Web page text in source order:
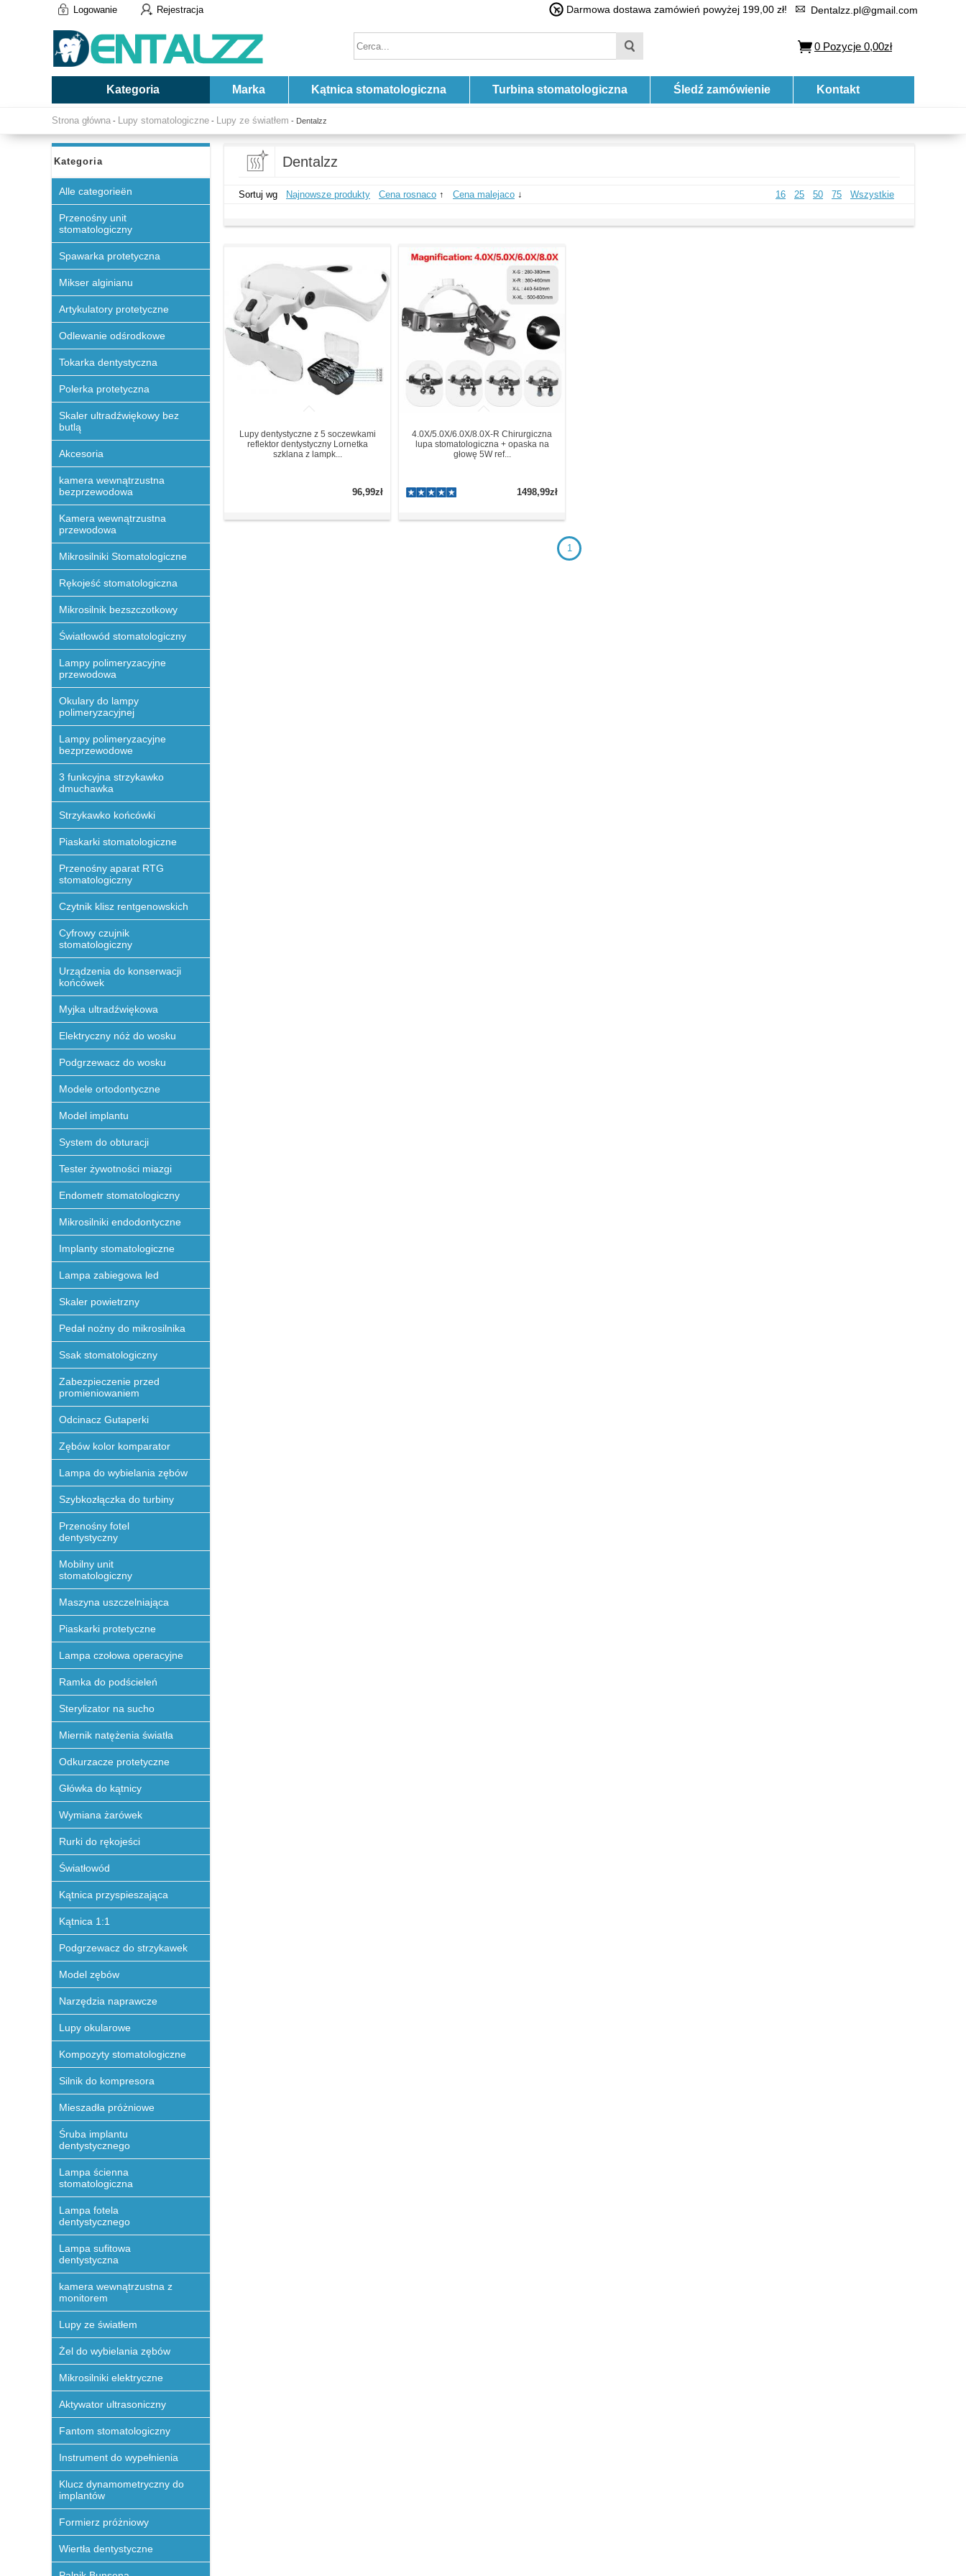
Logowanie Rejestracja Darmowa dostawa zamówień powyżej 199,00 zł! Dentalzz.pl@gmail.com
0 Pozycje 0,00zł
Kategoria Marka Kątnica stomatologiczna Turbina stomatologiczna Śledź zamówienie Kontakt
Strona główna - Lupy stomatologiczne - Lupy ze światłem - Dentalzz
Kategoria
Alle categorieën
Przenośny unit
stomatologiczny
Spawarka protetyczna
Mikser alginianu
Artykulatory protetyczne
Odlewanie odśrodkowe
Tokarka dentystyczna
Polerka protetyczna
Skaler ultradźwiękowy bez
butlą
Akcesoria
kamera wewnątrzustna
bezprzewodowa
Kamera wewnątrzustna
przewodowa
Mikrosilniki Stomatologiczne
Rękojeść stomatologiczna
Mikrosilnik bezszczotkowy
Światłowód stomatologiczny
Lampy polimeryzacyjne
przewodowa
Okulary do lampy
polimeryzacyjnej
Lampy polimeryzacyjne
bezprzewodowe
3 funkcyjna strzykawko
dmuchawka
Strzykawko końcówki
Piaskarki stomatologiczne
Przenośny aparat RTG
stomatologiczny
Czytnik klisz rentgenowskich
Cyfrowy czujnik
stomatologiczny
Urządzenia do konserwacji
końcówek
Myjka ultradźwiękowa
Elektryczny nóż do wosku
Podgrzewacz do wosku
Modele ortodontyczne
Model implantu
System do obturacji
Tester żywotności miazgi
Endometr stomatologiczny
Mikrosilniki endodontyczne
Implanty stomatologiczne
Lampa zabiegowa led
Skaler powietrzny
Pedał nożny do mikrosilnika
Ssak stomatologiczny
Zabezpieczenie przed
promieniowaniem
Odcinacz Gutaperki
Zębów kolor komparator
Lampa do wybielania zębów
Szybkozłączka do turbiny
Przenośny fotel
dentystyczny
Mobilny unit
stomatologiczny
Maszyna uszczelniająca
Piaskarki protetyczne
Lampa czołowa operacyjne
Ramka do podścieleń
Sterylizator na sucho
Miernik natężenia światła
Odkurzacze protetyczne
Główka do kątnicy
Wymiana żarówek
Rurki do rękojeści
Światłowód
Kątnica przyspieszająca
Kątnica 1:1
Podgrzewacz do strzykawek
Model zębów
Narzędzia naprawcze
Lupy okularowe
Kompozyty stomatologiczne
Silnik do kompresora
Mieszadła próżniowe
Śruba implantu
dentystycznego
Lampa ścienna
stomatologiczna
Lampa fotela
dentystycznego
Lampa sufitowa
dentystyczna
kamera wewnątrzustna z
monitorem
Lupy ze światłem
Żel do wybielania zębów
Mikrosilniki elektryczne
Aktywator ultrasoniczny
Fantom stomatologiczny
Instrument do wypełnienia
Klucz dynamometryczny do
implantów
Formierz próżniowy
Wiertła dentystyczne
Dentalzz
16 25 50 75 Wszystkie
Sortuj wg Najnowsze produkty Cena rosnaco ↑ Cena malejaco ↓
Lupy dentystyczne z 5 soczewkami
reflektor dentystyczny Lornetka
szklana z lampk...
96,99zł
4.0X/5.0X/6.0X/8.0X-R Chirurgiczna
lupa stomatologiczna + opaska na
głowę 5W ref...
1498,99zł
1